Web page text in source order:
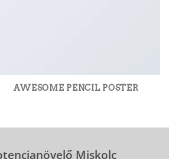
AWESOME PENCIL POSTER
Miskolc